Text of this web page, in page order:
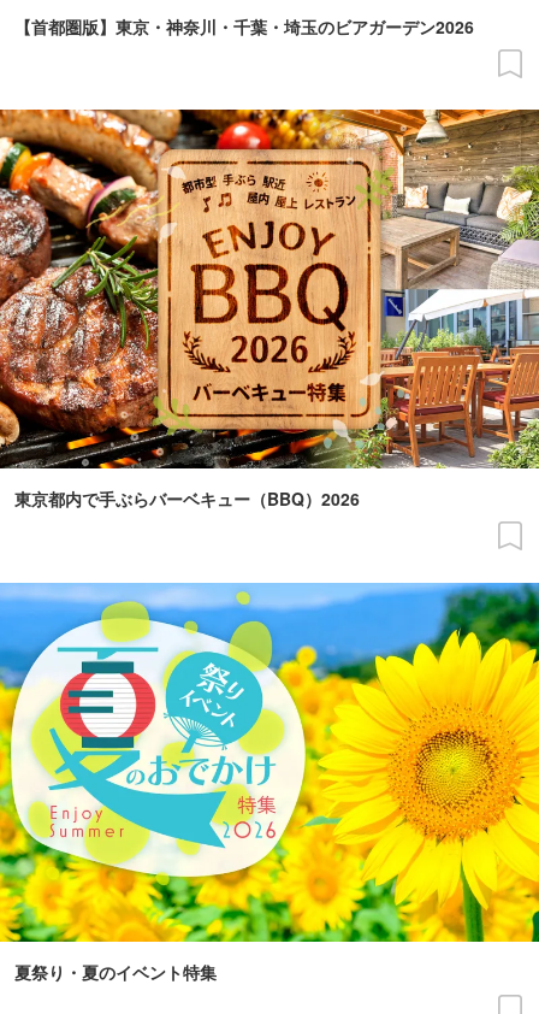
【首都圏版】東京・神奈川・千葉・埼玉のビアガーデン2026
東京都内で手ぶらバーベキュー（BBQ）2026
夏祭り・夏のイベント特集